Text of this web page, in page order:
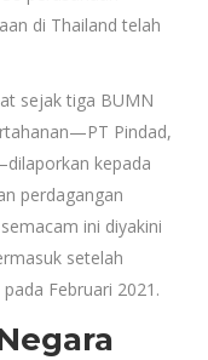
di Thailand telah
sejak tiga BUMN
Pindad,
kepada
perdagangan
ini diyakini
setelah
Februari 2021.